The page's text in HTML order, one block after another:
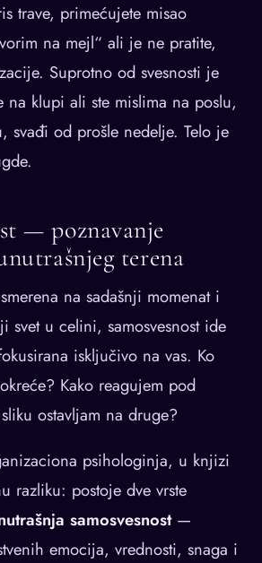
trave, primećujete misao
na mejl“ ali je ne pratite,
Suprotno od svesnosti je
klupi ali ste mislima na poslu,
svađi od prošle nedelje. Telo je
— poznavanje
terena
na sadašnji momenat i
svet u celini, samosvesnost ide
isključivo na vas. Ko
Kako reagujem pod
ostavljam na druge?
psihologinja, u knjizi
razliku: postoje dve vrste
samosvesnost—
emocija, vrednosti, snaga i